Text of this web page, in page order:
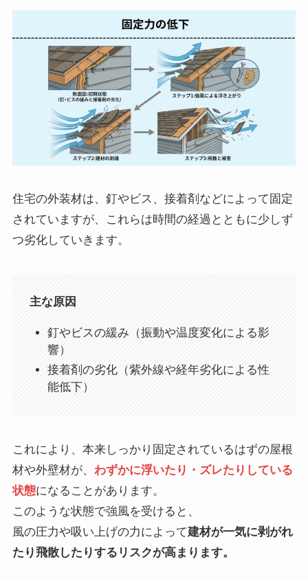
住宅の外装材は、釘やビス、接着剤などによって固定
されていますが、これらは時間の経過とともに少しず
つ劣化していきます。
主な原因
釘やビスの緩み（振動や温度変化による影
響）
接着剤の劣化（紫外線や経年劣化による性
能低下）
これにより、本来しっかり固定されているはずの屋根
材や外壁材が、 わずかに浮いたり・ズレたりしている
状態になることがあります。
このような状態で強風を受けると、
風の圧力や吸い上げの力によって建材が一気に剥がれ
たり飛散したりするリスクが高まります。